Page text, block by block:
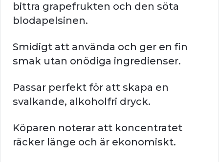
bittra grapefrukten och den söta
blodapelsinen.
Smidigt att använda och ger en fin
smak utan onödiga ingredienser.
Passar perfekt för att skapa en
svalkande, alkoholfri dryck.
Köparen noterar att koncentratet
räcker länge och är ekonomiskt.